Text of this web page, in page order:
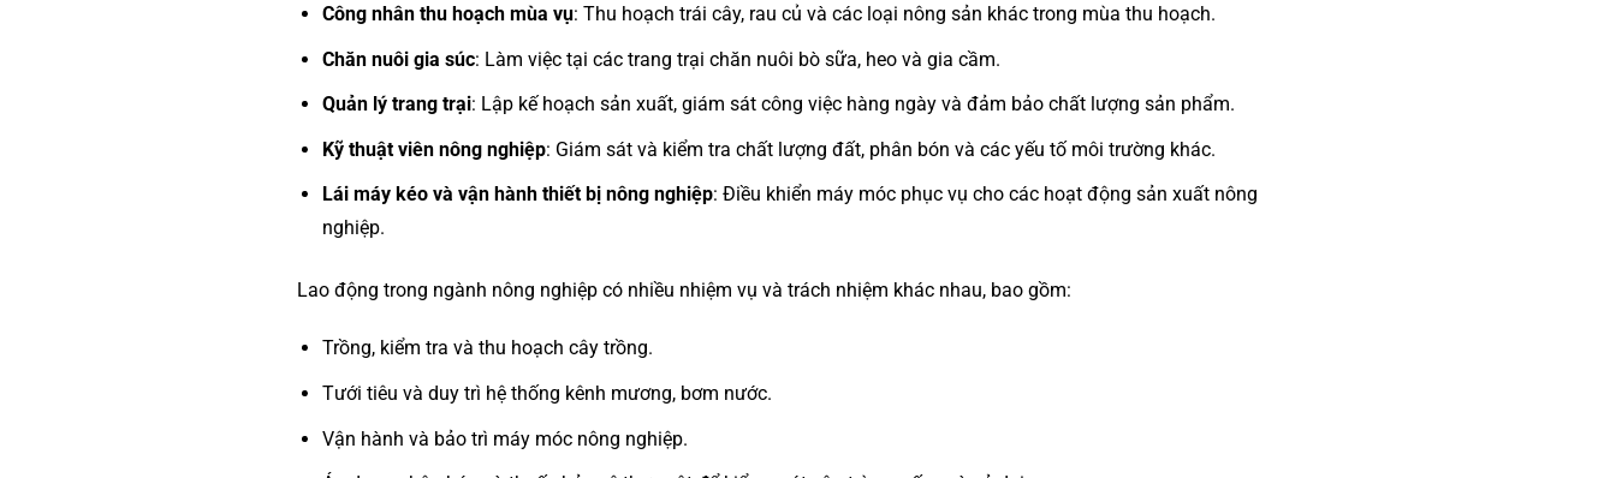
Công nhân thu hoạch mùa vụ: Thu hoạch trái cây, rau củ và các loại nông sản khác trong mùa thu hoạch.
Chăn nuôi gia súc: Làm việc tại các trang trại chăn nuôi bò sữa, heo và gia cầm.
Quản lý trang trại: Lập kế hoạch sản xuất, giám sát công việc hàng ngày và đảm bảo chất lượng sản phẩm.
Kỹ thuật viên nông nghiệp: Giám sát và kiểm tra chất lượng đất, phân bón và các yếu tố môi trường khác.
Lái máy kéo và vận hành thiết bị nông nghiệp: Điều khiển máy móc phục vụ cho các hoạt động sản xuất nông
nghiệp.
Lao động trong ngành nông nghiệp có nhiều nhiệm vụ và trách nhiệm khác nhau, bao gồm:
Trồng, kiểm tra và thu hoạch cây trồng.
Tưới tiêu và duy trì hệ thống kênh mương, bơm nước.
Vận hành và bảo trì máy móc nông nghiệp.